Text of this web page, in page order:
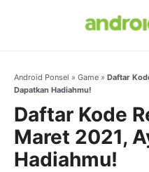
Android Ponsel » Game » Daftar
Dapatkan Hadiahmu!
Daftar Kode
Maret 2021,
Hadiahmu!